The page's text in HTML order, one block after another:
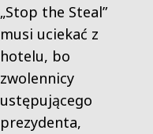
„Stop the Steal”
musi uciekać z
hotelu, bo
zwolennicy
ustępującego
prezydenta,